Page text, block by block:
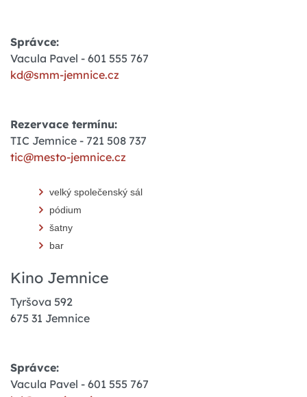
Správce:
Vacula Pavel - 601 555 767
kd@smm-jemnice.cz
Rezervace termínu:
TIC Jemnice - 721 508 737
tic@mesto-jemnice.cz
velký společenský sál
pódium
šatny
bar
Kino Jemnice
Tyršova 592
675 31 Jemnice
Správce:
Vacula Pavel - 601 555 767